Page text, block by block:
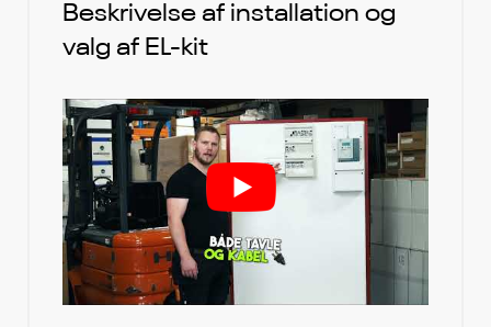
Beskrivelse af installation og
valg af EL-kit